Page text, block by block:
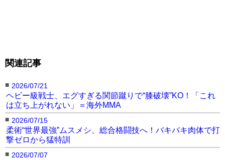
関連記事
■ 2026/07/21
ヘビー級戦士、エグすぎる関節蹴りで“膝破壊”KO！「これ
は立ち上がれない」＝海外MMA
■ 2026/07/15
柔術“世界最強”ムスメシ、総合格闘技へ！バキバキ肉体で打
撃ゼロから猛特訓
■ 2026/07/07